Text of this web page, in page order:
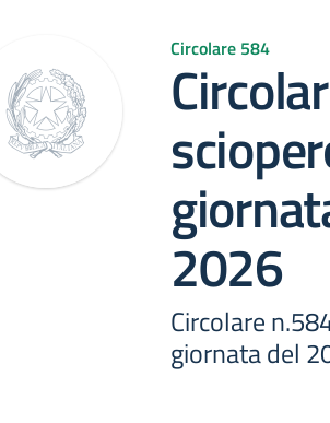
Circolare 584
2026
Circolare
giornata del